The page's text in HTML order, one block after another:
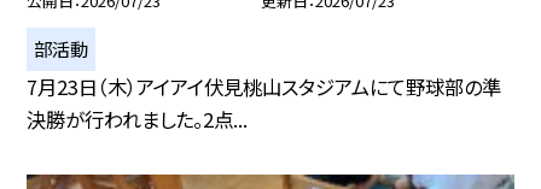
部活動
7月23日（木）アイアイ伏見桃山スタジアムにて野球部の準
決勝が行われました。2点...